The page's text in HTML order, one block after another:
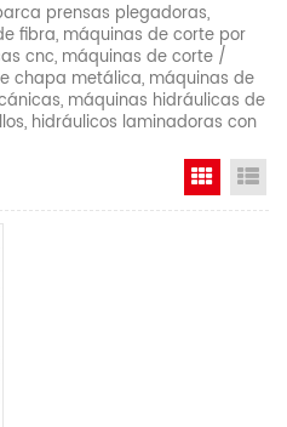
prensas plegadoras,
fibra, máquinas de corte por
cnc, máquinas de corte /
chapa metálica, máquinas de
máquinas hidráulicas de
hidráulicos laminadoras con
Grid